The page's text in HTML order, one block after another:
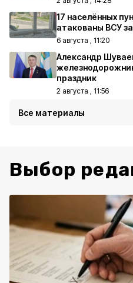
17 населённых
атакованы ВСУ
6 августа , 11:20
Александр
праздник
2 августа , 11:56
Все материалы
Выбор